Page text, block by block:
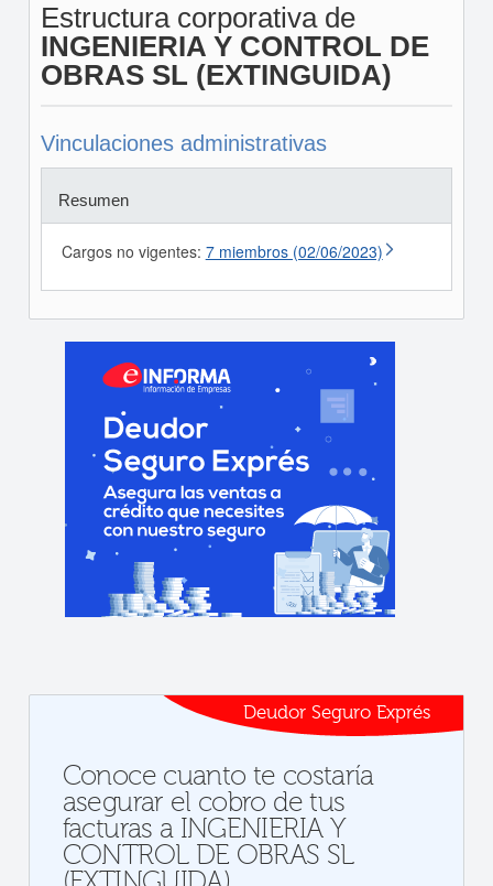
Estructura corporativa de
INGENIERIA Y CONTROL DE
OBRAS SL (EXTINGUIDA)
Vinculaciones administrativas
Resumen
Cargos no vigentes: 7 miembros (02/06/2023)
Deudor Seguro Exprés
Conoce cuanto te costaría
asegurar el cobro de tus
facturas a INGENIERIA Y
CONTROL DE OBRAS SL